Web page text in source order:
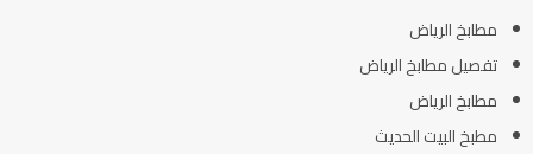
مطابخ الرياض
تفصيل مطابخ الرياض
مطابخ الرياض
مطبخ البيت الحديث